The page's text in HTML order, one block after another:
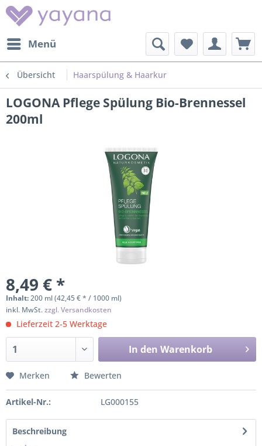
Menü
Übersicht Haarspülung & Haarkur
LOGONA Pflege Spülung Bio-Brennessel
200ml
8,49 € *
Inhalt:200 ml (42,45 € * / 1000 ml)
inkl. MwSt.zzgl. Versandkosten
Lieferzeit 2-5 Werktage
In den Warenkorb
Merken Bewerten
Artikel-Nr.: LG000155
Beschreibung